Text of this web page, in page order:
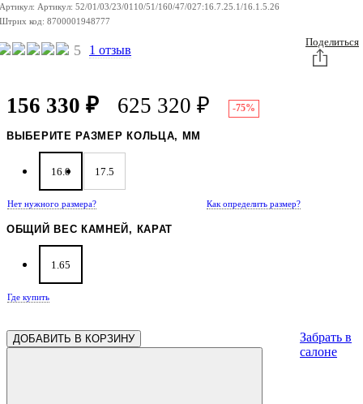
ЗОЛОТА
Артикул: Артикул: 52/01/03/23/0110/51/160/47/027:16.7.25.1/16.1.5.26
Штрих код: 8700001948777
5 1 отзыв
Поделиться
156 330 ₽ 625 320 ₽ -75%
ВЫБЕРИТЕ РАЗМЕР КОЛЬЦА, ММ
16.0 17.5
Нет нужного размера? Как определить размер?
ОБЩИЙ ВЕС КАМНЕЙ, КАРАТ
1.65
Где купить
ДОБАВИТЬ В КОРЗИНУ
Забрать в
салоне